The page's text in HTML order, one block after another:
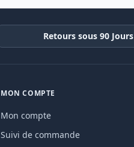
Retours sous 90 Jours
MON COMPTE
Mon compte
Suivi de commande